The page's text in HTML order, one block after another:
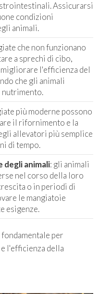
Assicurarsi
condizioni
animali.
che non funzionano
a sprechi di cibo,
l'efficienza del
che gli animali
nutrimento.
più moderne possono
il rifornimento e la
allevatori più semplice
di tempo.
degli animali: gli animali
nel corso della loro
o in periodi di
le mangiatoie
esigenze.
per
l'efficienza della